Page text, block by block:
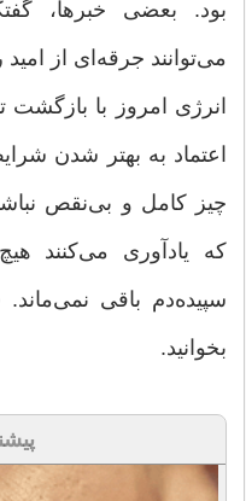
بود. بعضی خبرها،
می‌توانند جرقه‌ای از
انرژی امروز با بازگشت
اعتماد به بهتر شدن
چیز کامل و بی‌نقص
که یادآوری می‌کنند
سپیده‌دم باقی نمی‌ماند.
بخوانید.